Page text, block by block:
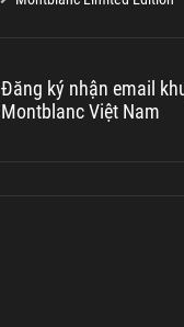
Đăng ký nhận email
Montblanc Việt Nam